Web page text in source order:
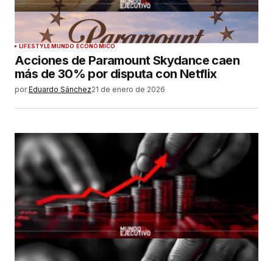
LIFESTYLEMUNDO ECONÓMICO
Acciones de Paramount Skydance caen
más de 30% por disputa con Netflix
por Eduardo Sánchez21 de enero de 2026